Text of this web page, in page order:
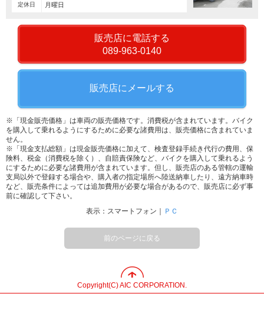
定休日 月曜日
販売店に電話する
089-963-0140
販売店にメールする
※「現金販売価格」は車両の販売価格です。消費税が含まれています。バイク
を購入して乗れるようにするために必要な諸費用は、販売価格に含まれていま
せん。
※「現金支払総額」は現金販売価格に加えて、検査登録手続き代行の費用、保
険料、税金（消費税を除く）、自賠責保険など、バイクを購入して乗れるよう
にするために必要な諸費用が含まれています。但し、販売店のある管轄の運輸
支局以外で登録する場合や、購入者の指定場所へ陸送納車したり、遠方納車時
など、販売条件によっては追加費用が必要な場合があるので、販売店に必ず事
前に確認して下さい。
表示：スマートフォン｜
ＰＣ
前のページに戻る
Copyright(C) AIC CORPORATION.